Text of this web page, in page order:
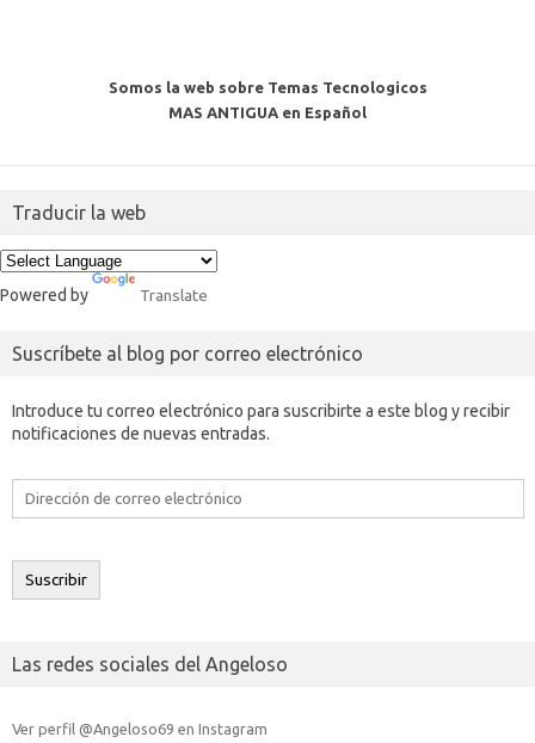
Somos la web sobre Temas Tecnologicos
MAS ANTIGUA en Español
Traducir la web
Powered by Translate
Suscríbete al blog por correo electrónico
Introduce tu correo electrónico para suscribirte a este blog y recibir
notificaciones de nuevas entradas.
Dirección
electrónico
Suscribir
Las redes sociales del Angeloso
Ver perfil @Angeloso69 en Instagram